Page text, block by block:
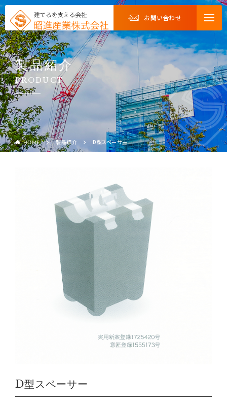
お問い合わせ
製品紹介
PRODUCT
HOME 製品紹介 D型スペーサー
D型スペーサー